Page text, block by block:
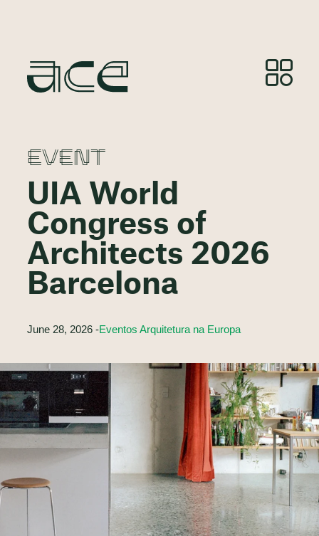
EVENT
UIA World
Congress of
Architects 2026
Barcelona
June 28, 2026 -Eventos Arquitetura na Europa